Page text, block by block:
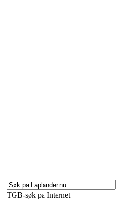
TGB-søk på Internet